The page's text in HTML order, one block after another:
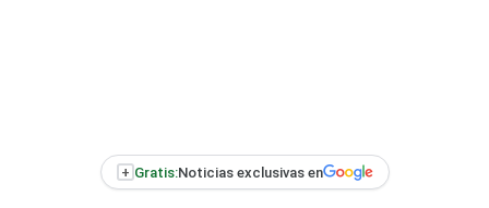
+ Gratis:Noticias exclusivas en